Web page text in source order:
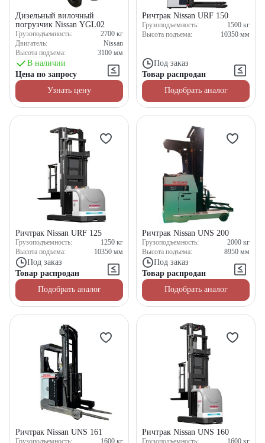
Дизельный вилочный
погрузчик Nissan YGL02
Грузоподъемность: 2700 кг
Двигатель:
Nissan
Высота подъема:
3100 мм
В наличии
Цена по запросу
Узнать цену
Ричтрак Nissan URF 150
Грузоподъемность: 1500 кг
Высота подъема:
10350 мм
Под заказ
Товар распродан
Подобрать аналог
Ричтрак Nissan URF 125
Грузоподъемность: 1250 кг
Высота подъема:
10350 мм
Под заказ
Товар распродан
Подобрать аналог
Ричтрак Nissan UNS 200
Грузоподъемность: 2000 кг
Высота подъема:
8950 мм
Под заказ
Товар распродан
Подобрать аналог
Ричтрак Nissan UNS 161
Грузоподъемность: 1600 кг
Ричтрак Nissan UNS 160
Грузоподъемность: 1600 кг
Получите выгодное
предложение на спецтехнику